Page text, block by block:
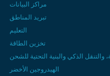
مراكز البيانات
تبريد المناطق
التعليم
تخزين الطاقة
والتنقل الذكي والبنية التحتية للشحن
الهيدروجين الأخضر